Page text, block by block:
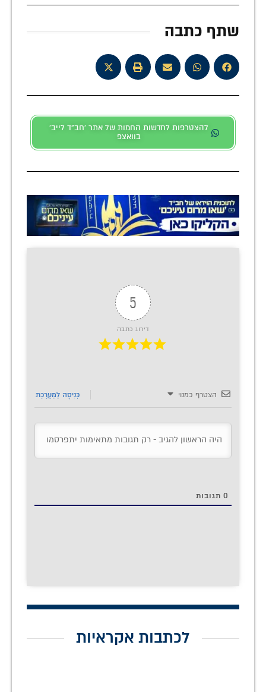
שתף כתבה
להצטרפות לחדשות החמות של אתר 'חב"ד לייב'
בוואצפ
5
דירוג כתבה
הצטרף כמנוי כְּנִיסָה לַמַעֲרֶכֶת
0 תגובות
לכתבות אקראיות